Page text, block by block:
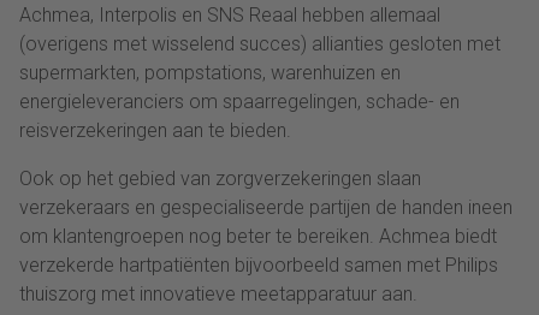
Achmea, Interpolis en SNS Reaal hebben allemaal
(overigens met wisselend succes) allianties gesloten met
supermarkten, pompstations, warenhuizen en
energieleveranciers om spaarregelingen, schade- en
reisverzekeringen aan te bieden.
Ook op het gebied van zorgverzekeringen slaan
verzekeraars en gespecialiseerde partijen de handen ineen
om klantengroepen nog beter te bereiken. Achmea biedt
verzekerde hartpatiënten bijvoorbeeld samen met Philips
thuiszorg met innovatieve meetapparatuur aan.